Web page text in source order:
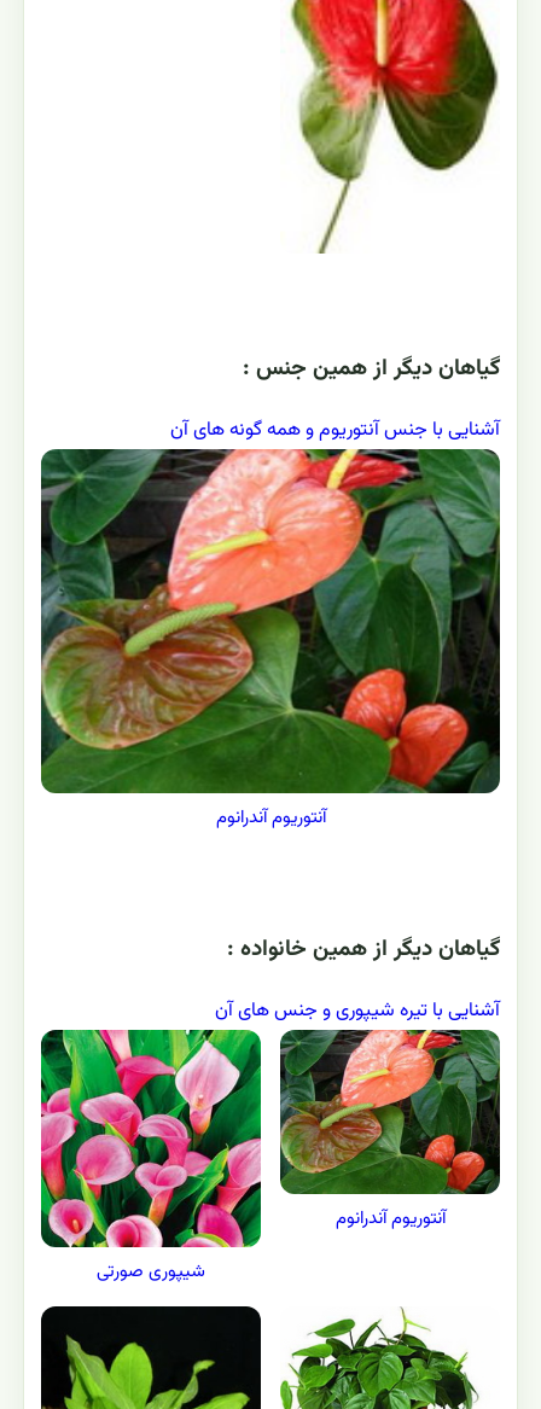
گياهان ديگر از همين جنس :
آشنایی با جنس آنتوریوم و همه گونه های آن
آنتوريوم آندرانوم
گياهان ديگر از همين خانواده :
آشنایی با تیره شیپوری و جنس های آن
آنتوريوم آندرانوم
شیپوری صورتی